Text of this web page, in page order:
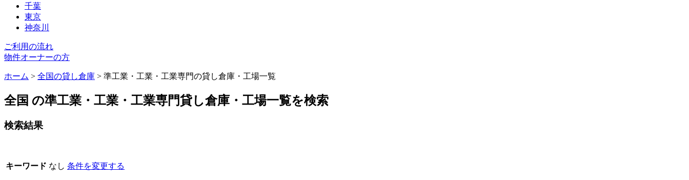
千葉
東京
神奈川
ご利用の流れ
物件オーナーの方
ホーム > 全国の貸し倉庫 > 準工業・工業・工業専門の貸し倉庫・工場一覧
全国 の準工業・工業・工業専門貸し倉庫・工場一覧を検索
検索結果
キーワード なし 条件を変更する